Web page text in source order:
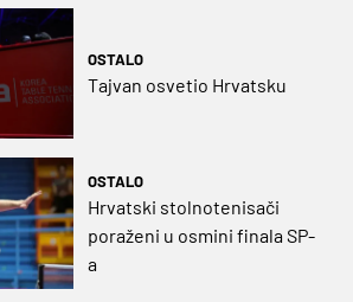
OSTALO
Tajvan osvetio Hrvatsku
OSTALO
Hrvatski stolnotenisači
poraženi u osmini finala SP-
a